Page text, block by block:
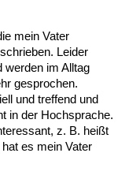
mein Vater
Leider
werden im Alltag
gesprochen.
und treffend und
in der Hochsprache.
z. B. heißt
es mein Vater